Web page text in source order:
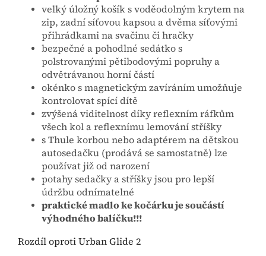
velký úložný košík s voděodolným krytem na
zip, zadní síťovou kapsou a dvěma síťovými
přihrádkami na svačinu či hračky
bezpečné a pohodlné sedátko s
polstrovanými pětibodovými popruhy a
odvětrávanou horní částí
okénko s magnetickým zavíráním umožňuje
kontrolovat spící dítě
zvýšená viditelnost díky reflexním ráfkům
všech kol a reflexnímu lemování stříšky
s Thule korbou nebo adaptérem na dětskou
autosedačku (prodává se samostatně) lze
používat již od narození
potahy sedačky a stříšky jsou pro lepší
údržbu odnímatelné
praktické madlo ke kočárku je součástí
výhodného balíčku!!!
Rozdíl oproti Urban Glide 2